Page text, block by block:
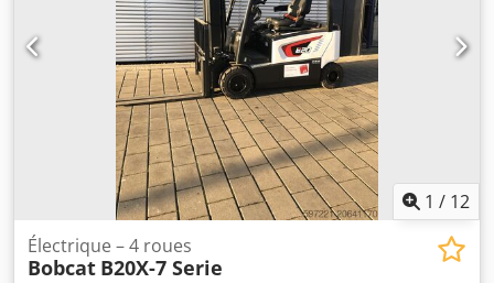
1 / 12
Électrique – 4 roues
Bobcat B20X-7 Serie